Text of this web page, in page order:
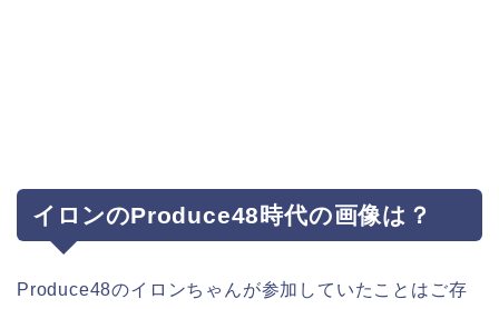
イロンのProduce48時代の画像は？
Produce48のイロンちゃんが参加していたことはご存